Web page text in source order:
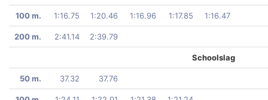
100 m. 1:16.75 1:20.46 1:16.96 1:17.85 1:16.47
200 m. 2:41.14 2:39.79
Schoolslag
50 m. 37.32 37.76